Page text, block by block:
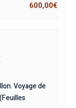
600,00€
Voyage de